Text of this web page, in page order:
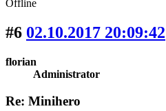
Offline
#6 02.10.2017 20:09:42
florian
Administrator
Re: Minihero